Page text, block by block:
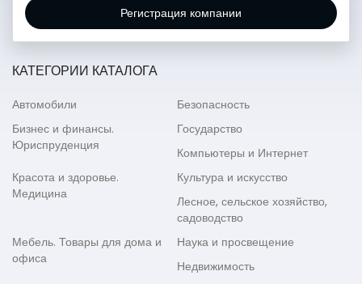
Регистрация компании
КАТЕГОРИИ КАТАЛОГА
Автомобили
Безопасность
Бизнес и финансы.
Юриспруденция
Государство
Компьютеры и Интернет
Красота и здоровье.
Медицина
Культура и искусство
Лесное, сельское хозяйство,
садоводство
Мебель. Товары для дома и
офиса
Наука и просвещение
Недвижимость